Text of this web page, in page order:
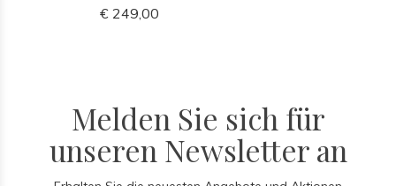
€ 249,00
Melden Sie sich für
unseren Newsletter an